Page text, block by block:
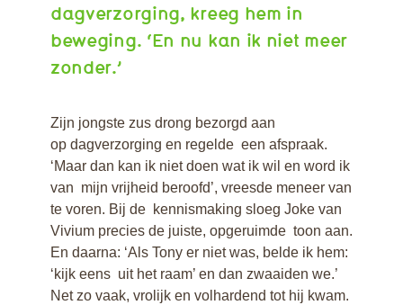
Mengerink
Interview Miranda R
Interview Marlo en
Miranda
Sandhya
Interview Benito
Interview Eskeline
Interview Eline en
Nancy
Interview Jennifer
Interview Lútsen
Interview Sheralyn
Interview Lydia
dagverzorging, kreeg hem in
beweging. ‘En nu kan ik niet meer
zonder.’
Zijn jongste zus drong bezorgd aan
op dagverzorging en regelde een afspraak.
‘Maar dan kan ik niet doen wat ik wil en word ik
van mijn vrijheid beroofd’, vreesde meneer van
te voren. Bij de kennismaking sloeg Joke van
Vivium precies de juiste, opgeruimde toon aan.
En daarna: ‘Als Tony er niet was, belde ik hem:
‘kijk eens uit het raam’ en dan zwaaiden we.’
Net zo vaak, vrolijk en volhardend tot hij kwam.